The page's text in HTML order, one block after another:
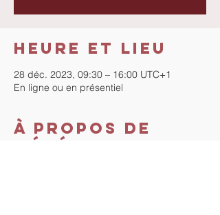
Heure et lieu
28 déc. 2023, 09:30 – 16:00 UTC+1
En ligne ou en présentiel
À propos de
l'événement